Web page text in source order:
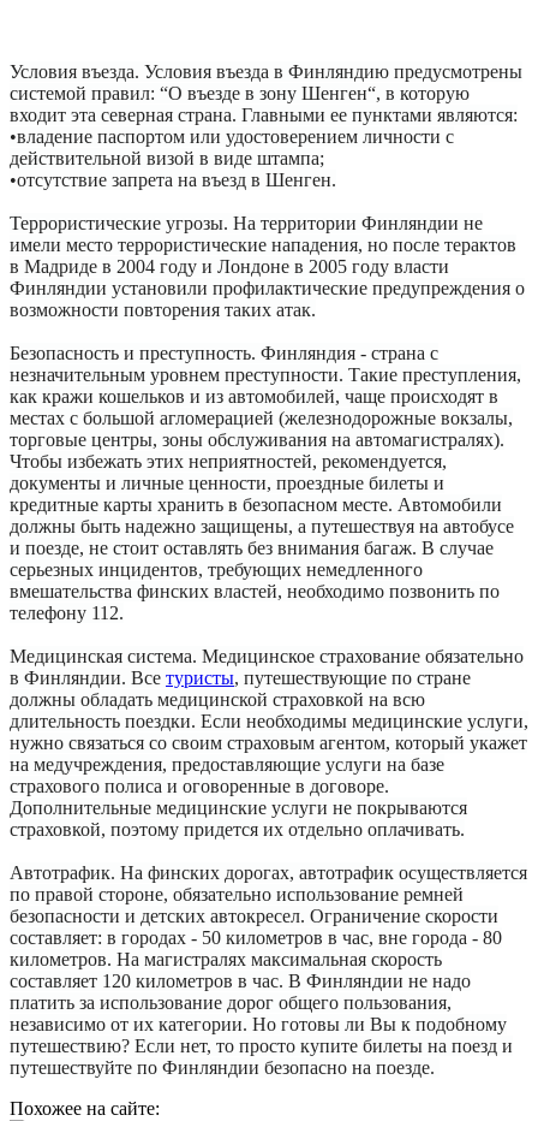
Условия въезда. Условия въезда в Финляндию предусмотрены
системой правил: “О въезде в зону Шенген“, в которую
входит эта северная страна. Главными ее пунктами являются:
•владение паспортом или удостоверением личности с
действительной визой в виде штампа;
•отсутствие запрета на въезд в Шенген.
Террористические угрозы. На территории Финляндии не
имели место террористические нападения, но после терактов
в Мадриде в 2004 году и Лондоне в 2005 году власти
Финляндии установили профилактические предупреждения о
возможности повторения таких атак.
Безопасность и преступность. Финляндия - страна с
незначительным уровнем преступности. Такие преступления,
как кражи кошельков и из автомобилей, чаще происходят в
местах с большой агломерацией (железнодорожные вокзалы,
торговые центры, зоны обслуживания на автомагистралях).
Чтобы избежать этих неприятностей, рекомендуется,
документы и личные ценности, проездные билеты и
кредитные карты хранить в безопасном месте. Автомобили
должны быть надежно защищены, а путешествуя на автобусе
и поезде, не стоит оставлять без внимания багаж. В случае
серьезных инцидентов, требующих немедленного
вмешательства финских властей, необходимо позвонить по
телефону 112.
Медицинская система. Медицинское страхование обязательно
в Финляндии. Все туристы, путешествующие по стране
должны обладать медицинской страховкой на всю
длительность поездки. Если необходимы медицинские услуги,
нужно связаться со своим страховым агентом, который укажет
на медучреждения, предоставляющие услуги на базе
страхового полиса и оговоренные в договоре.
Дополнительные медицинские услуги не покрываются
страховкой, поэтому придется их отдельно оплачивать.
Автотрафик. На финских дорогах, автотрафик осуществляется
по правой стороне, обязательно использование ремней
безопасности и детских автокресел. Ограничение скорости
составляет: в городах - 50 километров в час, вне города - 80
километров. На магистралях максимальная скорость
составляет 120 километров в час. В Финляндии не надо
платить за использование дорог общего пользования,
независимо от их категории. Но готовы ли Вы к подобному
путешествию? Если нет, то просто купите билеты на поезд и
путешествуйте по Финляндии безопасно на поезде.
Похожее на сайте: